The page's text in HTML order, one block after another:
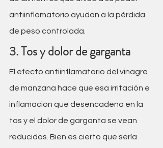
antiinflamatorio ayudan a la pérdida
de peso controlada.
3. Tos y dolor de garganta
El efecto antiinflamatorio del vinagre
de manzana hace que esa irritación e
inflamación que desencadena en la
tos y el dolor de garganta se vean
reducidos. Bien es cierto que sería